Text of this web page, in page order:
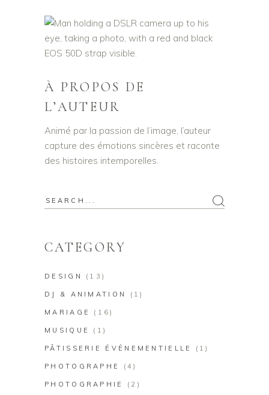
À PROPOS DE
L’AUTEUR
Animé par la passion de l’image, l’auteur
capture des émotions sincères et raconte
des histoires intemporelles.
Search
CATEGORY
DESIGN (13)
DJ & ANIMATION (1)
MARIAGE (16)
MUSIQUE (1)
PÂTISSERIE ÉVÉNEMENTIELLE (1)
PHOTOGRAPHE (4)
PHOTOGRAPHIE (2)